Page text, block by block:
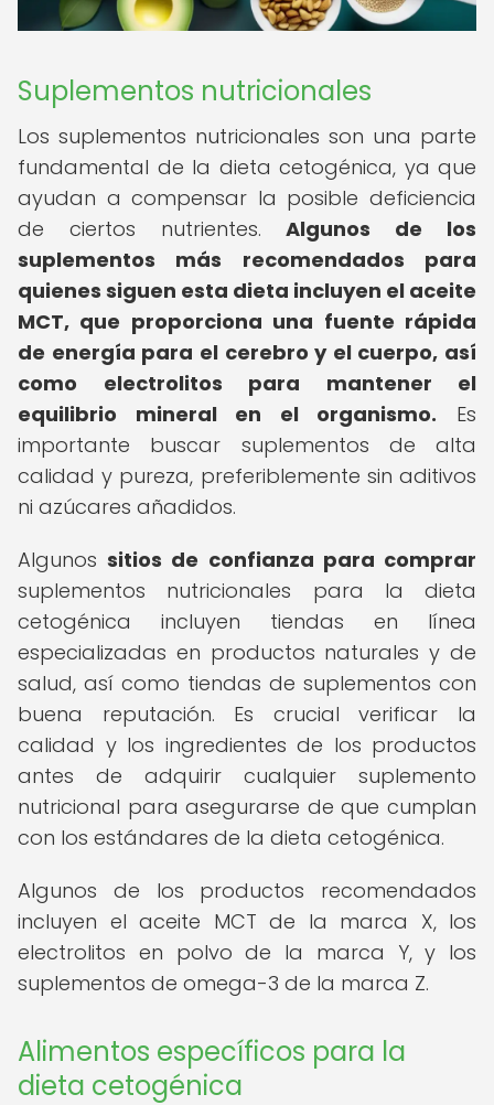
Suplementos nutricionales
Los suplementos nutricionales son una parte
fundamental de la dieta cetogénica, ya que
ayudan a compensar la posible deficiencia
de ciertos nutrientes.Algunos de los
suplementos más recomendados para
quienes siguen esta dieta incluyen el aceite
MCT, que proporciona una fuente rápida
de energía para el cerebro y el cuerpo, así
como electrolitos para mantener el
equilibrio mineral en el organismo. Es
importante buscar suplementos de alta
calidad y pureza, preferiblemente sin aditivos
ni azúcares añadidos.
Algunossitios de confianza para comprar
suplementos nutricionales para la dieta
cetogénica incluyen tiendas en línea
especializadas en productos naturales y de
salud, así como tiendas de suplementos con
buena reputación. Es crucial verificar la
calidad y los ingredientes de los productos
antes de adquirir cualquier suplemento
nutricional para asegurarse de que cumplan
con los estándares de la dieta cetogénica.
Algunos de los productos recomendados
incluyen el aceite MCT de la marca X, los
electrolitos en polvo de la marca Y, y los
suplementos de omega-3 de la marca Z.
Alimentos específicos para la
dieta cetogénica